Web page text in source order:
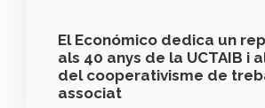
El Económico dedica un
als 40 anys de la UCTAIB i
del cooperativisme de
associat